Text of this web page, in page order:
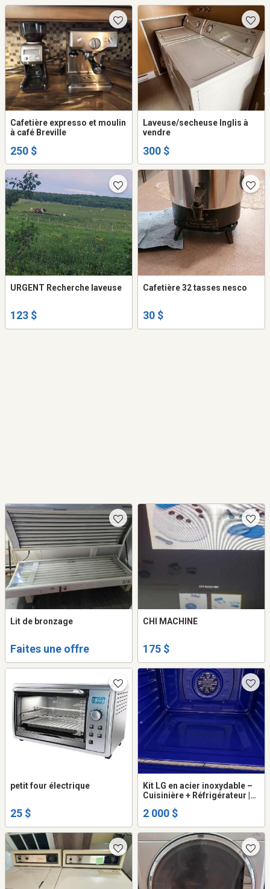
Cafetière expresso et moulin
à café Breville
250 $
Laveuse/secheuse Inglis à
vendre
300 $
URGENT Recherche laveuse
123 $
Cafetière 32 tasses nesco
30 $
Lit de bronzage
Faites une offre
CHI MACHINE
175 $
petit four électrique
25 $
Kit LG en acier inoxydable –
Cuisinière + Réfrigérateur |
2 000 $